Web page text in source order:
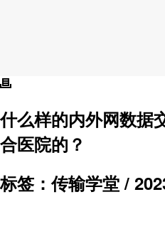
什么样的内外网数据
合医院的？
标签：传输学堂 /